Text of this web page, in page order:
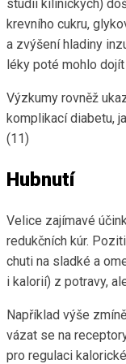
studií kilinických)
krevního cukru,
a zvýšení hladiny
léky poté mohlo
Výzkumy rovněž
komplikací diabetu,
(11)
Hubnutí
Velice zajímavé
redukčních kúr.
chuti na sladké a
i kalorií) z potravy,
Například výše
vázat se na
pro regulaci